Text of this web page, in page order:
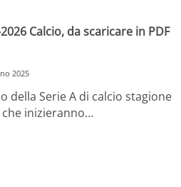
Calcio, da scaricare in PDF
2025
della Serie A di calcio stagione
che inizieranno…